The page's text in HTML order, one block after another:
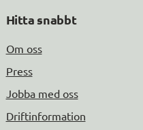
Hitta snabbt
Om oss
Press
Jobba med oss
Driftinformation